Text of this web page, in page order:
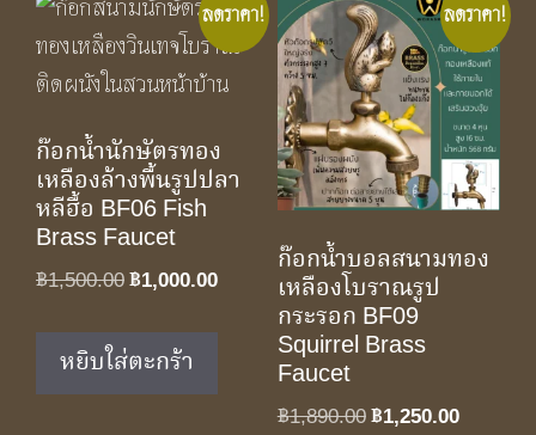
ลดราคา!
ก๊อกน้ำนักษัตรทอง
เหลืองล้างพื้นรูปปลา
หลีฮื้อ BF06 Fish
Brass Faucet
฿1,500.00Original
฿1,500.00.
฿1,000.00Current
฿1,000.00.
หยิบใส่ตะกร้า
ลดราคา!
ก๊อกน้ำบอลสนามทอง
เหลืองโบราณรูป
กระรอก BF09
Squirrel Brass
Faucet
฿1,890.00Original
฿1,250.00Current